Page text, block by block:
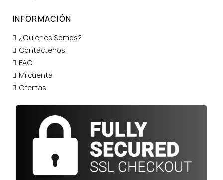
INFORMACIÓN
¿Quienes Somos?
Contáctenos
FAQ
Mi cuenta
Ofertas